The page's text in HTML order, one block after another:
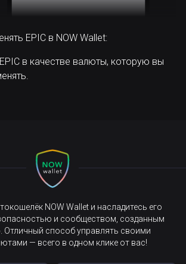
EPIC в NOW Wallet:
EPIC в качестве валюты, которую вы
NOW Wallet и насладитесь его
и сообществом, созданным
Отличный способ управлять своими
— всего в одном клике от вас!